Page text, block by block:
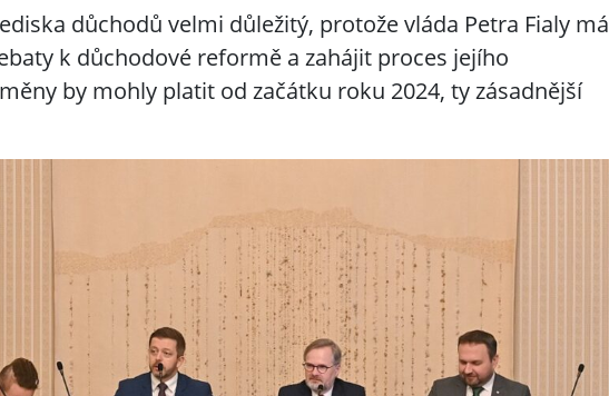
důchodů velmi důležitý, protože vláda Petra Fialy má
k důchodové reformě a zahájit proces jejího
by mohly platit od začátku roku 2024, ty zásadnější